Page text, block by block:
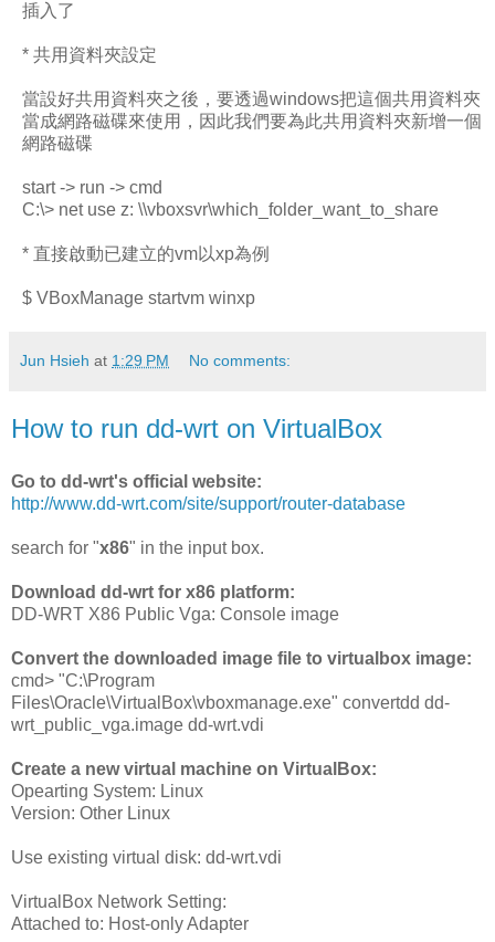
插入了
* 共用資料夾設定
當設好共用資料夾之後，要透過windows把這個共用資料夾
當成網路磁碟來使用，因此我們要為此共用資料夾新增一個
網路磁碟
start -> run -> cmd
C:\> net use z: \\vboxsvr\which_folder_want_to_share
* 直接啟動已建立的vm以xp為例
$ VBoxManage startvm winxp
Jun Hsieh at 1:29 PM No comments:
How to run dd-wrt on VirtualBox
Go to dd-wrt's official website:
http://www.dd-wrt.com/site/support/router-database
search for "x86" in the input box.
Download dd-wrt for x86 platform:
DD-WRT X86 Public Vga: Console image
Convert the downloaded image file to virtualbox image:
cmd> "C:\Program
Files\Oracle\VirtualBox\vboxmanage.exe" convertdd dd-
wrt_public_vga.image dd-wrt.vdi
Create a new virtual machine on VirtualBox:
Opearting System: Linux
Version: Other Linux
Use existing virtual disk: dd-wrt.vdi
VirtualBox Network Setting:
Attached to: Host-only Adapter